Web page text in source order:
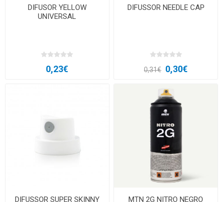
DIFUSOR YELLOW
UNIVERSAL
0,23€
DIFUSSOR NEEDLE CAP
0,31€ 0,30€
DIFUSSOR SUPER SKINNY
MTN 2G NITRO NEGRO